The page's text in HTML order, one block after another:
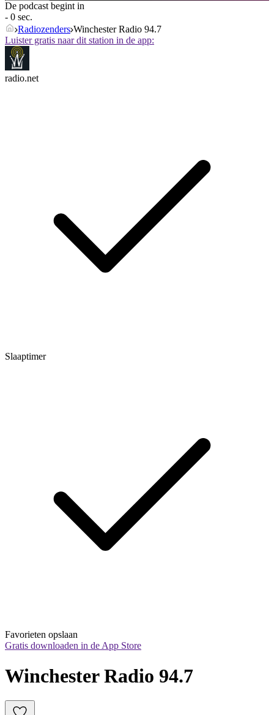
De podcast begint in
- 0 sec.
Radiozenders Winchester Radio 94.7
Luister gratis naar dit station in de app:
radio.net
Slaaptimer
Favorieten opslaan
Gratis downloaden in de App Store
Winchester Radio 94.7